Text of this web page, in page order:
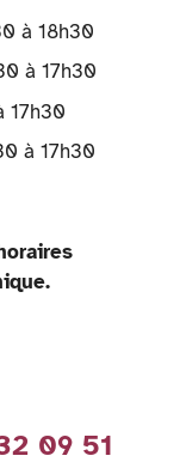
à 18h30
à 17h30
17h30
à 17h30
09 51